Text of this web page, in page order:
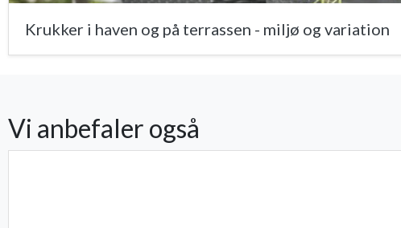
Krukker i haven og på terrassen - miljø og variation
Vi anbefaler også